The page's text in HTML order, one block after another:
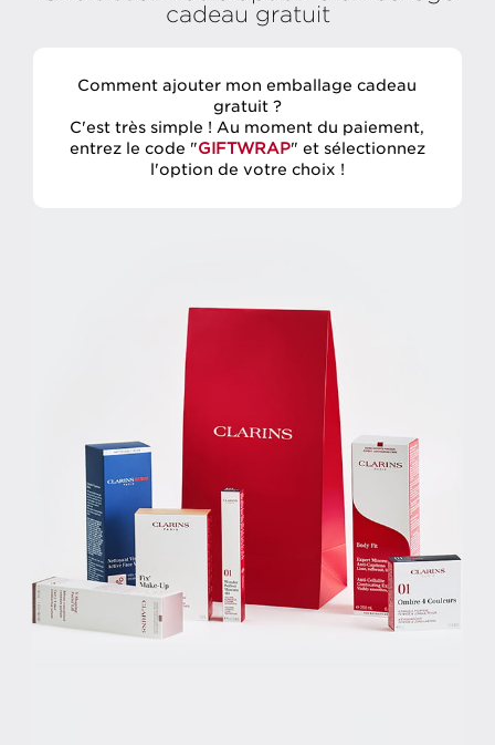
cadeau gratuit
Comment ajouter mon emballage cadeau
gratuit ?
C'est très simple ! Au moment du paiement,
entrez le code "GIFTWRAP" et sélectionnez
l'option de votre choix !